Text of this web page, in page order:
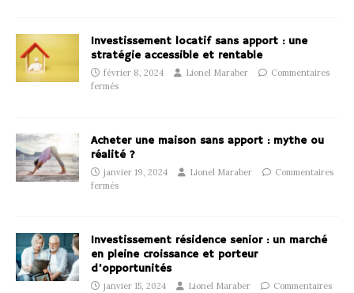
Investissement locatif sans apport : une
stratégie accessible et rentable
février 8, 2024 Lionel Maraber
Commentaires
fermés
Acheter une maison sans apport : mythe ou
réalité ?
janvier 19, 2024 Lionel Maraber
Commentaires
fermés
Investissement résidence senior : un marché
en pleine croissance et porteur
d’opportunités
janvier 15, 2024 Lionel Maraber
Commentaires